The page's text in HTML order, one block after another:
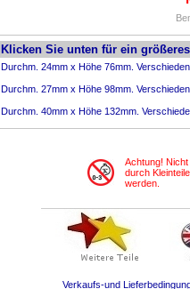
Klicken Sie unten für ein
Durchm. 24mm x Höhe 76mm.
Durchm. 27mm x Höhe 98mm.
Durchm. 40mm x Höhe 132mm.
Achtung!
durch
werden.
Verkaufs-und